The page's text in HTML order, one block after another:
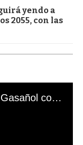
yendo a
2055, con las
El mal momento de Yanina Gasañol con un hincha argentino en "Subrayado"